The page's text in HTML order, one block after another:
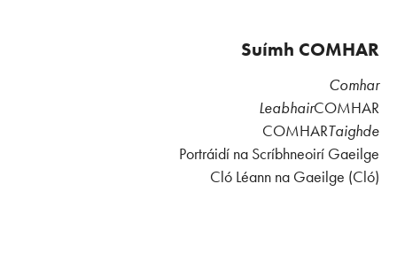
Suímh COMHAR
Comhar
LeabhairCOMHAR
COMHARTaighde
Portráidí na Scríbhneoirí Gaeilge
Cló Léann na Gaeilge (Cló)